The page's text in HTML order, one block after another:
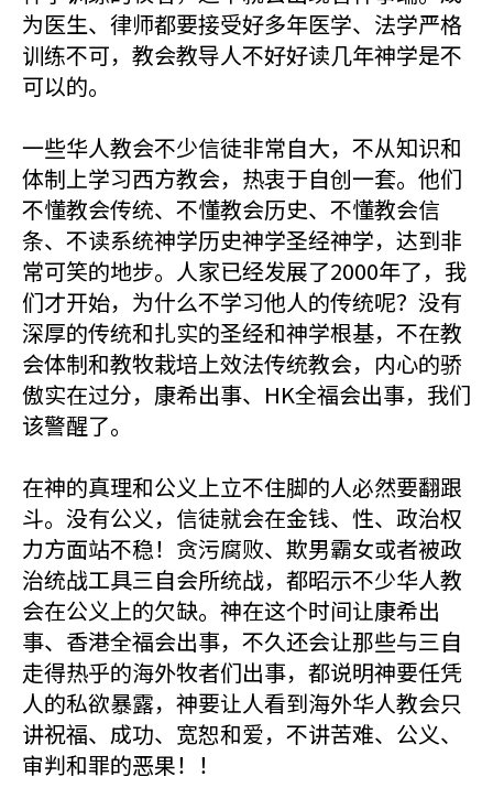
为医生、律师都要接受好多年医学、法学严格
训练不可，教会教导人不好好读几年神学是不
可以的。
一些华人教会不少信徒非常自大，不从知识和
体制上学习西方教会，热衷于自创一套。他们
不懂教会传统、不懂教会历史、不懂教会信
条、不读系统神学历史神学圣经神学，达到非
常可笑的地步。人家已经发展了2000年了，我
们才开始，为什么不学习他人的传统呢？没有
深厚的传统和扎实的圣经和神学根基，不在教
会体制和教牧栽培上效法传统教会，内心的骄
傲实在过分，康希出事、HK全福会出事，我们
该警醒了。
在神的真理和公义上立不住脚的人必然要翻跟
斗。没有公义，信徒就会在金钱、性、政治权
力方面站不稳！贪污腐败、欺男霸女或者被政
治统战工具三自会所统战，都昭示不少华人教
会在公义上的欠缺。神在这个时间让康希出
事、香港全福会出事，不久还会让那些与三自
走得热乎的海外牧者们出事，都说明神要任凭
人的私欲暴露，神要让人看到海外华人教会只
讲祝福、成功、宽恕和爱，不讲苦难、公义、
审判和罪的恶果！！